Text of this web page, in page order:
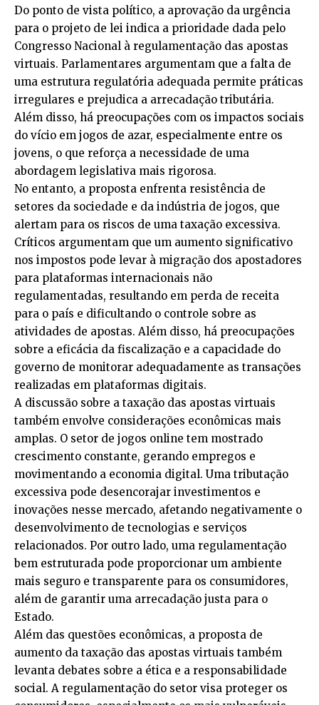
Do ponto de vista político, a aprovação da urgência
para o projeto de lei indica a prioridade dada pelo
Congresso Nacional à regulamentação das apostas
virtuais. Parlamentares argumentam que a falta de
uma estrutura regulatória adequada permite práticas
irregulares e prejudica a arrecadação tributária.
Além disso, há preocupações com os impactos sociais
do vício em jogos de azar, especialmente entre os
jovens, o que reforça a necessidade de uma
abordagem legislativa mais rigorosa.
No entanto, a proposta enfrenta resistência de
setores da sociedade e da indústria de jogos, que
alertam para os riscos de uma taxação excessiva.
Críticos argumentam que um aumento significativo
nos impostos pode levar à migração dos apostadores
para plataformas internacionais não
regulamentadas, resultando em perda de receita
para o país e dificultando o controle sobre as
atividades de apostas. Além disso, há preocupações
sobre a eficácia da fiscalização e a capacidade do
governo de monitorar adequadamente as transações
realizadas em plataformas digitais.
A discussão sobre a taxação das apostas virtuais
também envolve considerações econômicas mais
amplas. O setor de jogos online tem mostrado
crescimento constante, gerando empregos e
movimentando a economia digital. Uma tributação
excessiva pode desencorajar investimentos e
inovações nesse mercado, afetando negativamente o
desenvolvimento de tecnologias e serviços
relacionados. Por outro lado, uma regulamentação
bem estruturada pode proporcionar um ambiente
mais seguro e transparente para os consumidores,
além de garantir uma arrecadação justa para o
Estado.
Além das questões econômicas, a proposta de
aumento da taxação das apostas virtuais também
levanta debates sobre a ética e a responsabilidade
social. A regulamentação do setor visa proteger os